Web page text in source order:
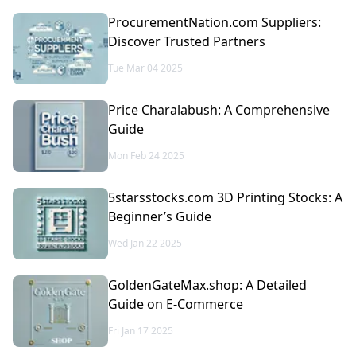
ProcurementNation.com Suppliers:
Discover Trusted Partners
Tue Mar 04 2025
Price Charalabush: A Comprehensive
Guide
Mon Feb 24 2025
5starsstocks.com 3D Printing Stocks: A
Beginner’s Guide
Wed Jan 22 2025
GoldenGateMax.shop: A Detailed
Guide on E-Commerce
Fri Jan 17 2025